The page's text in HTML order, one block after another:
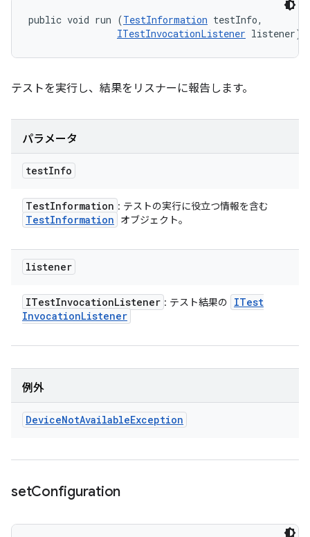
public void run (TestInformation testInfo,
ITestInvocationListener listener)
テストを実行し、結果をリスナーに報告します。
パラメータ
testInfo
TestInformation : テストの実行に役立つ情報を含む
TestInformation オブジェクト。
listener
ITestInvocationListener : テスト結果の
ITest
InvocationListener
例外
DeviceNotAvailableException
setConfiguration